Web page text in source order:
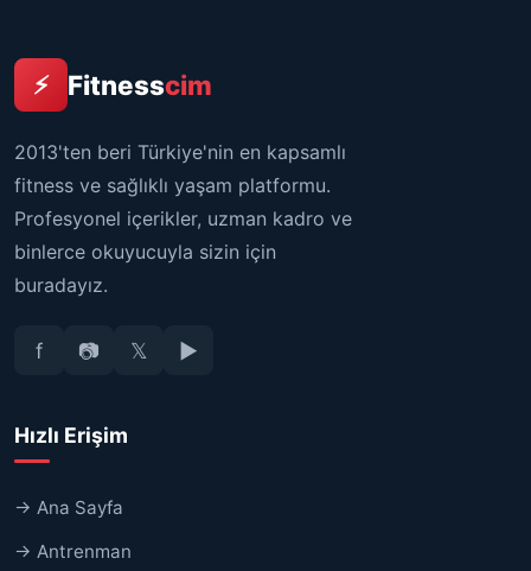
⚡ Fitnesscim
2013'ten beri Türkiye'nin en kapsamlı
fitness ve sağlıklı yaşam platformu.
Profesyonel içerikler, uzman kadro ve
binlerce okuyucuyla sizin için
buradayız.
f 📷 𝕏 ▶
Hızlı Erişim
→ Ana Sayfa
→ Antrenman